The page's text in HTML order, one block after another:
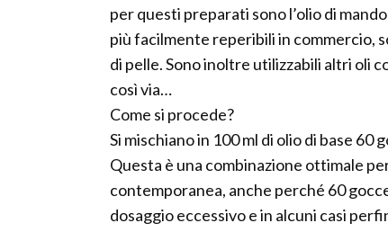
per questi preparati sono l’olio di
più facilmente reperibili in commercio,
di pelle. Sono inoltre utilizzabili altri oli
così via…
Come si procede?
Si mischiano in 100 ml di olio di base 60
Questa è una combinazione ottimale
contemporanea, anche perché 60
dosaggio eccessivo e in alcuni casi